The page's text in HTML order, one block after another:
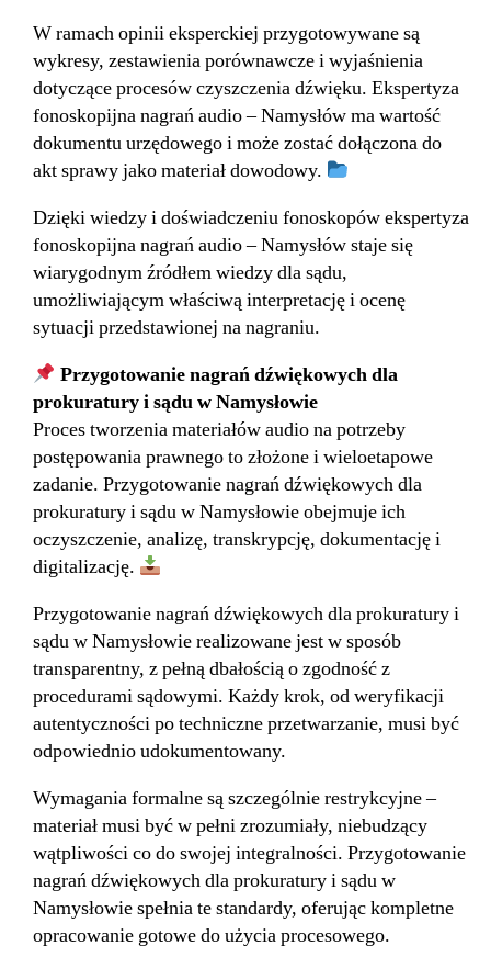
W ramach opinii eksperckiej przygotowywane są
wykresy, zestawienia porównawcze i wyjaśnienia
dotyczące procesów czyszczenia dźwięku. Ekspertyza
fonoskopijna nagrań audio – Namysłów ma wartość
dokumentu urzędowego i może zostać dołączona do
akt sprawy jako materiał dowodowy.
Dzięki wiedzy i doświadczeniu fonoskopów ekspertyza
fonoskopijna nagrań audio – Namysłów staje się
wiarygodnym źródłem wiedzy dla sądu,
umożliwiającym właściwą interpretację i ocenę
sytuacji przedstawionej na nagraniu.
Przygotowanie nagrań dźwiękowych dla
prokuratury i sądu w Namysłowie
Proces tworzenia materiałów audio na potrzeby
postępowania prawnego to złożone i wieloetapowe
zadanie. Przygotowanie nagrań dźwiękowych dla
prokuratury i sądu w Namysłowie obejmuje ich
oczyszczenie, analizę, transkrypcję, dokumentację i
digitalizację.
Przygotowanie nagrań dźwiękowych dla prokuratury i
sądu w Namysłowie realizowane jest w sposób
transparentny, z pełną dbałością o zgodność z
procedurami sądowymi. Każdy krok, od weryfikacji
autentyczności po techniczne przetwarzanie, musi być
odpowiednio udokumentowany.
Wymagania formalne są szczególnie restrykcyjne –
materiał musi być w pełni zrozumiały, niebudzący
wątpliwości co do swojej integralności. Przygotowanie
nagrań dźwiękowych dla prokuratury i sądu w
Namysłowie spełnia te standardy, oferując kompletne
opracowanie gotowe do użycia procesowego.